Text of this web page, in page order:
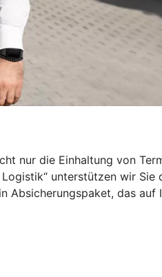
nur die Einhaltung von
unterstützen wir Sie
Absicherungspaket, das